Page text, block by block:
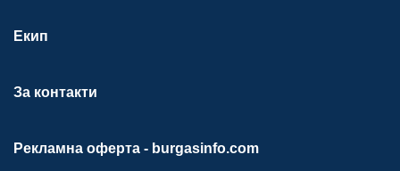
Екип
За контакти
Рекламна оферта - burgasinfo.com